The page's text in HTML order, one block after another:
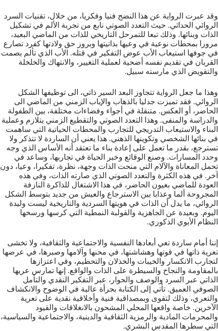
وقد عبرت الرواية عن هذا النضج فنيا وفكريا، من خلال، تقنيات السرد
الروائي الحداثي. حيث التعدد الصوتي نابع من تجربة الألم في تشكيل
الذات وبنائها. وذلك تبعا للتمرحل التاريخي للذات من الماضي البعيد،
مرورا بمحطات نوعية في وعيها بذاتيتها وبروز حق ولادتها كفرد تصارع
في جوفها استيعاب الأب عوض التفكير في قتله. الأب الذي تألم بصمت
القربان في تقديم نفسه أضحية لعملية التغيير، والانتهاك والخلخلة
والتقويض الذي مارسته سبيل.
وهذا ما جعل الرواية تتجاوز البعد السير ذاتي، الى توظيفها الشكل
الروائي. فقد تميزت جدليا بالذهاب والإياب الزمني من الماضي الى
الحاضر، أو العكس. متنقلة في أجواء وفضاءات مختلفة، بين الطفولة
والدراسة والمنفى. وهذا التعدد الصوتي والتقطيع الزمني يتلازم وعملية
البناء والاستيعاب التدريجي للتجارب والمحطات الحياتية التي ساهمت
في بنائها الشخصي وتكوينها الذهني. هذا يعني أن الساردة لا تتذكر ولا
تسترجع، بقدر ما تعمل على إعادة بناء ما تعتقد أنه الأساس الذي وجه
وحدد المسارات. وصنع الوقائع وخبر الحياة في تجاربها، وساعد في
تحمل المعاناة والآلام التي منحت الذات وجهة، نظرة، تفكيرا، وعيا، دون
آخر. في هذه الكثرة والتعدد الصوتي الذي صارته الذات، وفي هذه
العودة للماضي بعيون الحاضر، في هذا الاشتغال للذاكرة النازفة
المجروحة ألما وعذابا بين الاسترجاع والعيش من جديد بتوسط الشكل
الروائي، ما يدل أن الذات في هويتها السردية والتاريخية ليست وليدة
اليوم. وبعيدة عن الجاهزية والقولبة النمطية التي كرسها ورسخها
النظام الأبوي الذكوري.
إننا أمام ساردة تعي أبعادها النفسية والاجتماعية والثقافية، ولا تخشى
تعرية ذاتها في قوتها وهشاشتها، في محنها وآلامها وصبرها، في عرضها
لتجارب الانكسار والخيبات والخذلان والتحطيم، وفي اعتزازها
بالمقاومة والنجاح والسيطرة على الذات والواقع. إنها تمارس عريها
الذاتي عبر السرد والوصف والحوار، عبر التفكير النقدي والتأمل
الصوفي العميق. تأتي إلى الكتابة بجرأة عالية في الوضوح والانكشاف
والتعري، وذلك لتقوى وبمصداقية فنية وأخلاقية نقدية على تعرية
الآخرين. خاصة واقعها المحلي المشحون بالانغلاقات والقيود
والمحرمات المادية والرمزية الثقافية والدينية، والاجتماعية والسياسية،
التي سطرها المقدس البشري.